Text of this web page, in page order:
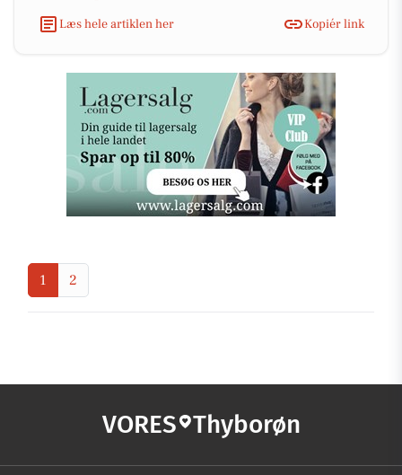
Læs hele artiklen her
Kopiér link
1 2
VORES Thyborøn